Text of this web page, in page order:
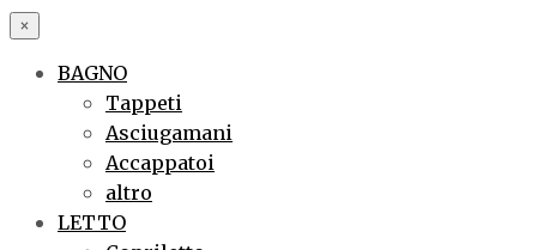
×
BAGNO
Tappeti
Asciugamani
Accappatoi
altro
LETTO